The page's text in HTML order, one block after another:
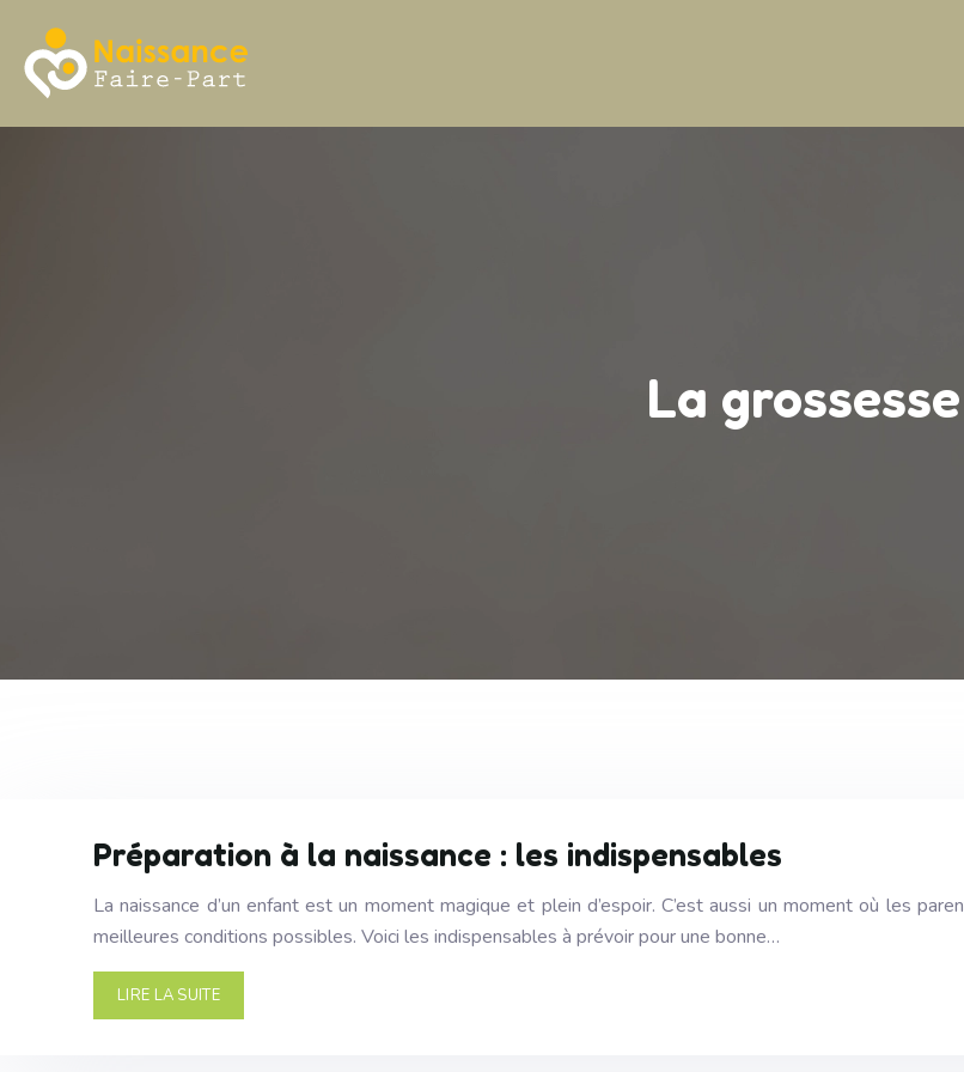
La grossesse
Préparation à la naissance : les indispensables
La naissance d’un enfant est un moment magique et plein d’espoir. C’est aussi un moment où les
meilleures conditions possibles. Voici les indispensables à prévoir pour une bonne…
LIRE LA SUITE